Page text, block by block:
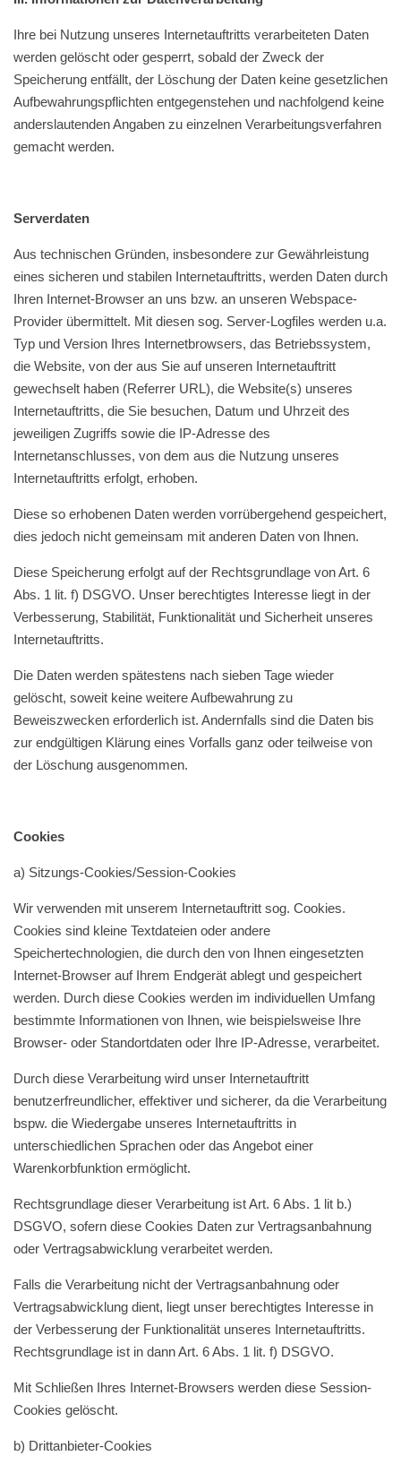
Ihre bei Nutzung unseres Internetauftritts verarbeiteten Daten
werden gelöscht oder gesperrt, sobald der Zweck der
Speicherung entfällt, der Löschung der Daten keine gesetzlichen
Aufbewahrungspflichten entgegenstehen und nachfolgend keine
anderslautenden Angaben zu einzelnen Verarbeitungsverfahren
gemacht werden.
Serverdaten
Aus technischen Gründen, insbesondere zur Gewährleistung
eines sicheren und stabilen Internetauftritts, werden Daten durch
Ihren Internet-Browser an uns bzw. an unseren Webspace-
Provider übermittelt. Mit diesen sog. Server-Logfiles werden u.a.
Typ und Version Ihres Internetbrowsers, das Betriebssystem,
die Website, von der aus Sie auf unseren Internetauftritt
gewechselt haben (Referrer URL), die Website(s) unseres
Internetauftritts, die Sie besuchen, Datum und Uhrzeit des
jeweiligen Zugriffs sowie die IP-Adresse des
Internetanschlusses, von dem aus die Nutzung unseres
Internetauftritts erfolgt, erhoben.
Diese so erhobenen Daten werden vorrübergehend gespeichert,
dies jedoch nicht gemeinsam mit anderen Daten von Ihnen.
Diese Speicherung erfolgt auf der Rechtsgrundlage von Art. 6
Abs. 1 lit. f) DSGVO. Unser berechtigtes Interesse liegt in der
Verbesserung, Stabilität, Funktionalität und Sicherheit unseres
Internetauftritts.
Die Daten werden spätestens nach sieben Tage wieder
gelöscht, soweit keine weitere Aufbewahrung zu
Beweiszwecken erforderlich ist. Andernfalls sind die Daten bis
zur endgültigen Klärung eines Vorfalls ganz oder teilweise von
der Löschung ausgenommen.
Cookies
a) Sitzungs-Cookies/Session-Cookies
Wir verwenden mit unserem Internetauftritt sog. Cookies.
Cookies sind kleine Textdateien oder andere
Speichertechnologien, die durch den von Ihnen eingesetzten
Internet-Browser auf Ihrem Endgerät ablegt und gespeichert
werden. Durch diese Cookies werden im individuellen Umfang
bestimmte Informationen von Ihnen, wie beispielsweise Ihre
Browser- oder Standortdaten oder Ihre IP-Adresse, verarbeitet.
Durch diese Verarbeitung wird unser Internetauftritt
benutzerfreundlicher, effektiver und sicherer, da die Verarbeitung
bspw. die Wiedergabe unseres Internetauftritts in
unterschiedlichen Sprachen oder das Angebot einer
Warenkorbfunktion ermöglicht.
Rechtsgrundlage dieser Verarbeitung ist Art. 6 Abs. 1 lit b.)
DSGVO, sofern diese Cookies Daten zur Vertragsanbahnung
oder Vertragsabwicklung verarbeitet werden.
Falls die Verarbeitung nicht der Vertragsanbahnung oder
Vertragsabwicklung dient, liegt unser berechtigtes Interesse in
der Verbesserung der Funktionalität unseres Internetauftritts.
Rechtsgrundlage ist in dann Art. 6 Abs. 1 lit. f) DSGVO.
Mit Schließen Ihres Internet-Browsers werden diese Session-
Cookies gelöscht.
b) Drittanbieter-Cookies